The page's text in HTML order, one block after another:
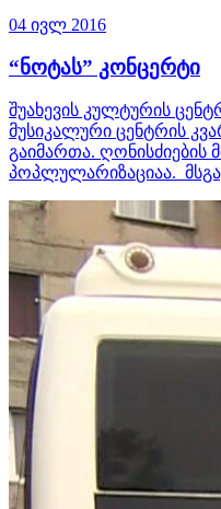
04 ივლ 2016
“ნოტას” კონცერტი
შუახევის კულტურის
მუსიკალური ცენტრის
გაიმართა. ღონისძიების
პოპლულარიზაციაა.